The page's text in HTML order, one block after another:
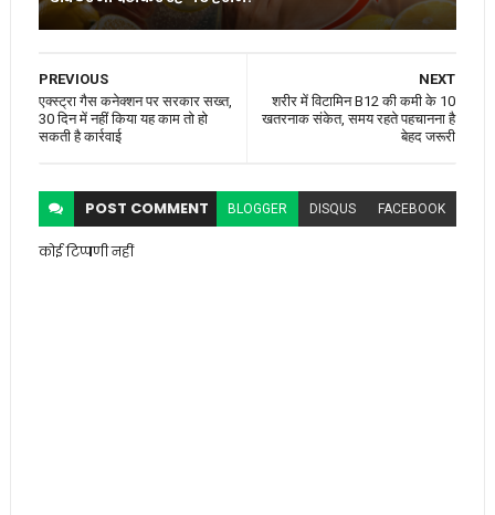
NEXT
शरीर में विटामिन B12 की कमी के 10
खतरनाक संकेत, समय रहते पहचानना है
बेहद जरूरी
PREVIOUS
एक्स्ट्रा गैस कनेक्शन पर सरकार सख्त,
30 दिन में नहीं किया यह काम तो हो
सकती है कार्रवाई
POST COMMENT BLOGGER DISQUS FACEBOOK
कोई टिप्पणी नहीं